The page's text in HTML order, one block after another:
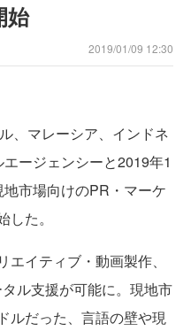
始
2019/01/09 12:30
、マレーシア、インドネ
ージェンシーと2019年1
市場向けのPR・マーケ
た。
イティブ・動画製作、
ル支援が可能に。現地市
ルだった、言語の壁や現